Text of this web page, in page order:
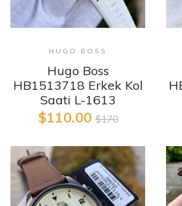
HUGO BOSS
Hugo Boss
HB1513718 Erkek Kol
Saati L-1613
$110.00$170